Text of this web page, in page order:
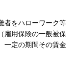
者をハローワーク等
雇用保険の一般被保
一定の期間その賃金